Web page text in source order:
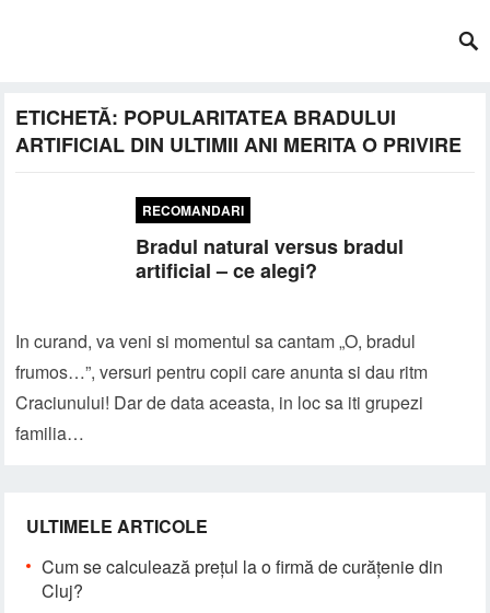
ETICHETĂ: POPULARITATEA BRADULUI
ARTIFICIAL DIN ULTIMII ANI MERITA O PRIVIRE
RECOMANDARI
Bradul natural versus bradul
artificial – ce alegi?
In curand, va veni si momentul sa cantam „O, bradul
frumos…”, versuri pentru copii care anunta si dau ritm
Craciunului! Dar de data aceasta, in loc sa iti grupezi
familia…
ULTIMELE ARTICOLE
Cum se calculează prețul la o firmă de curățenie din
Cluj?